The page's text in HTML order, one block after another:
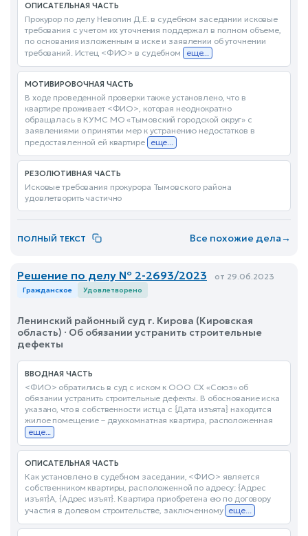
ОПИСАТЕЛЬНАЯ ЧАСТЬ
Прокурор по делу Неволин Д.Е. в судебном заседании исковые
требования с учетом их уточнения поддержал в полном объеме,
по основания изложенным в иске и заявлении об уточнении
требований. Истец <ФИО> в судебном
еще...
МОТИВИРОВОЧНАЯ ЧАСТЬ
В ходе проведенной проверки также установлено, что в
квартире проживает <ФИО>, которая неоднократно
обращалась в КУМС МО «Тымовский городской округ» с
заявлениями о принятии мер к устранению недостатков в
предоставленной ей квартире еще...
РЕЗОЛЮТИВНАЯ ЧАСТЬ
Исковые требования прокурора Тымовского района
удовлетворить частично
ПОЛНЫЙ ТЕКСТ Все похожие дела→
Решение по делу № 2-2693/2023 от 29.06.2023
Гражданское Удовлетворено
Ленинский районный суд г. Кирова (Кировская
область) · Об обязании устранить строительные
дефекты
ВВОДНАЯ ЧАСТЬ
<ФИО> обратились в суд с иском к ООО СХ «Союз» об
обязании устранить строительные дефекты. В обоснование иска
указано, что в собственности истца с {Дата изъята} находится
жилое помещение – двухкомнатная квартира, расположенная
еще...
ОПИСАТЕЛЬНАЯ ЧАСТЬ
Как установлено в судебном заседании, <ФИО> является
собственником квартиры, расположенной по адресу: {Адрес
изъят}А, {Адрес изъят}. Квартира приобретена ею по договору
участия в долевом строительстве, заключенному еще...